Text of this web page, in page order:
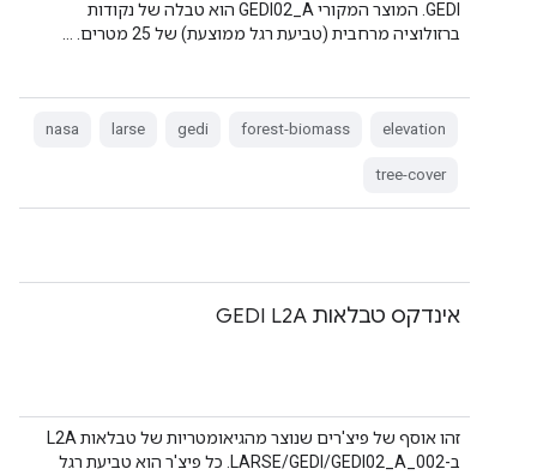
GEDI. המוצר המקורי GEDI02_A הוא טבלה של נקודות
ברזולוציה מרחבית (טביעת רגל ממוצעת) של 25 מטרים. …
elevation
forest-biomass
gedi
larse
nasa
tree-cover
אינדקס טבלאות GEDI L2A
זהו אוסף של פיצ'רים שנוצר מהגיאומטריות של טבלאות L2A
ב-LARSE/GEDI/GEDI02_A_002. כל פיצ'ר הוא טביעת רגל